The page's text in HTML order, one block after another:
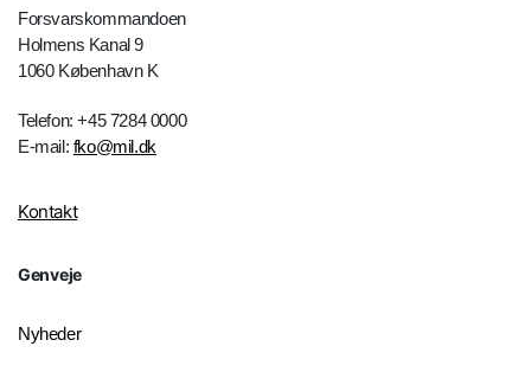
Forsvarskommandoen
Holmens Kanal 9
1060 København K
Telefon: +45 7284 0000
E-mail: fko@mil.dk
Kontakt
Genveje
Nyheder